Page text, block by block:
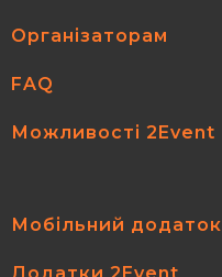
Організаторам
FAQ
Можливості 2Event
Мобільний додаток